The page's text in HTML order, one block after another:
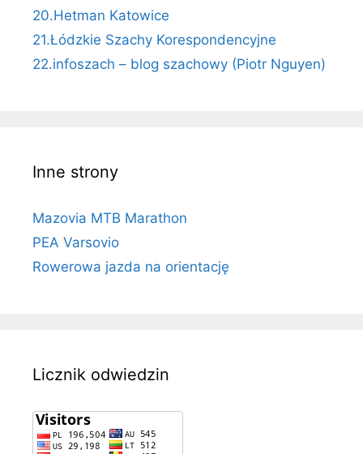
20.Hetman Katowice
21.Łódzkie Szachy Korespondencyjne
22.infoszach – blog szachowy (Piotr Nguyen)
Inne strony
Mazovia MTB Marathon
PEA Varsovio
Rowerowa jazda na orientację
Licznik odwiedzin